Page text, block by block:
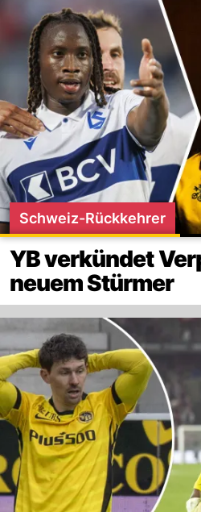
Schweiz-Rückkehrer
YB verkündet
neuem Stürmer